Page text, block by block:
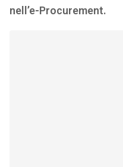
nell’e-Procurement.